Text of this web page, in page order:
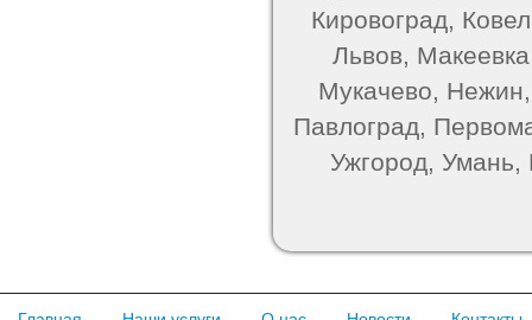
Кировоград,
Львов,
Мукачево,
Павлоград,
Ужгород, Умань,